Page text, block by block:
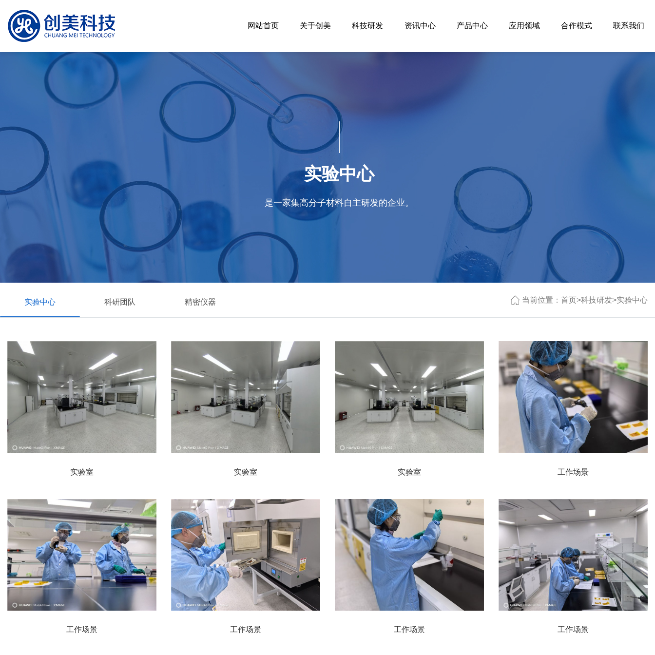
网站首页 关于创美 科技研发 资讯中心 产品中心 应用领域 合作模式 联系我们
实验中心
是一家集高分子材料自主研发的企业。
实验中心 科研团队 精密仪器 当前位置： 首页>科技研发>实验中心
实验室 实验室 实验室 工作场景
工作场景 工作场景 工作场景 工作场景